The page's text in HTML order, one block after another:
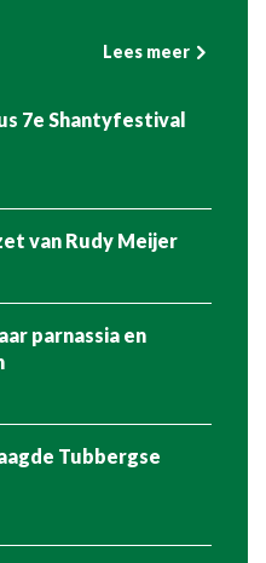
Lees meer
7e Shantyfestival
van Rudy Meijer
parnassia en